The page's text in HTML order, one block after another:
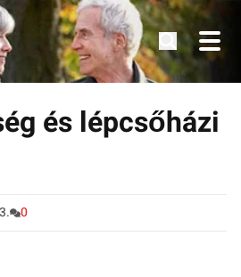
idősek számára.
és lépcsőházi
0